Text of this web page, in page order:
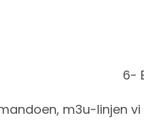
6-
m3u-linjen